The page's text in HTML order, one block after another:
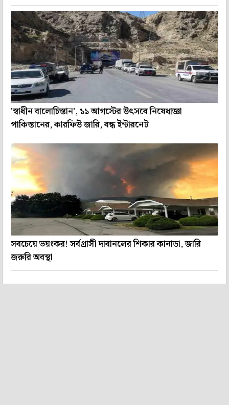
'স্বাধীন বালোচিস্তান', ১১ আগস্টের উৎসবে নিষেধাজ্ঞা
পাকিস্তানের, কারফিউ জারি, বন্ধ ইন্টারনেট
সবচেয়ে ভয়ংকর! সর্বগ্রাসী দাবানলের শিকার কানাডা, জারি
জরুরি অবস্থা